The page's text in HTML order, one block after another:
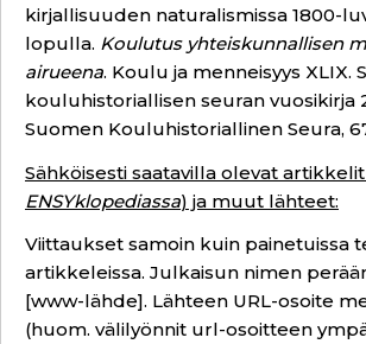
kirjallisuuden naturalismissa 1800-
lopulla. Koulutus yhteiskunnallisen
airueena. Koulu ja menneisyys XLIX.
kouluhistoriallisen seuran vuosikirja
Suomen Kouluhistoriallinen Seura,
Sähköisesti saatavilla olevat artikkelit
ENSYklopediassa) ja muut lähteet:
Viittaukset samoin kuin painetuissa
artikkeleissa. Julkaisun nimen
[www-lähde]. Lähteen URL-osoite
(huom. välilyönnit url-osoitteen